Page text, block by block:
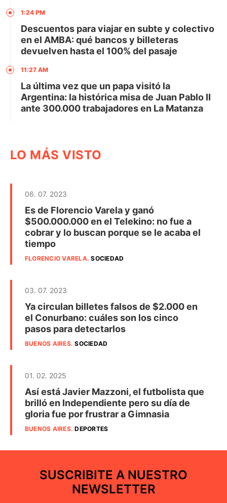
1:24 PM
Descuentos para viajar en subte y colectivo
en el AMBA: qué bancos y billeteras
devuelven hasta el 100% del pasaje
11:27 AM
La última vez que un papa visitó la
Argentina: la histórica misa de Juan Pablo II
ante 300.000 trabajadores en La Matanza
LO MÁS VISTO
06. 07. 2023
Es de Florencio Varela y ganó
$500.000.000 en el Telekino: no fue a
cobrar y lo buscan porque se le acaba el
tiempo
FLORENCIO VARELA.SOCIEDAD
03. 07. 2023
Ya circulan billetes falsos de $2.000 en
el Conurbano: cuáles son los cinco
pasos para detectarlos
BUENOS AIRES.SOCIEDAD
01. 02. 2025
Así está Javier Mazzoni, el futbolista que
brilló en Independiente pero su día de
gloria fue por frustrar a Gimnasia
BUENOS AIRES.DEPORTES
SUSCRIBITE A NUESTRO
NEWSLETTER